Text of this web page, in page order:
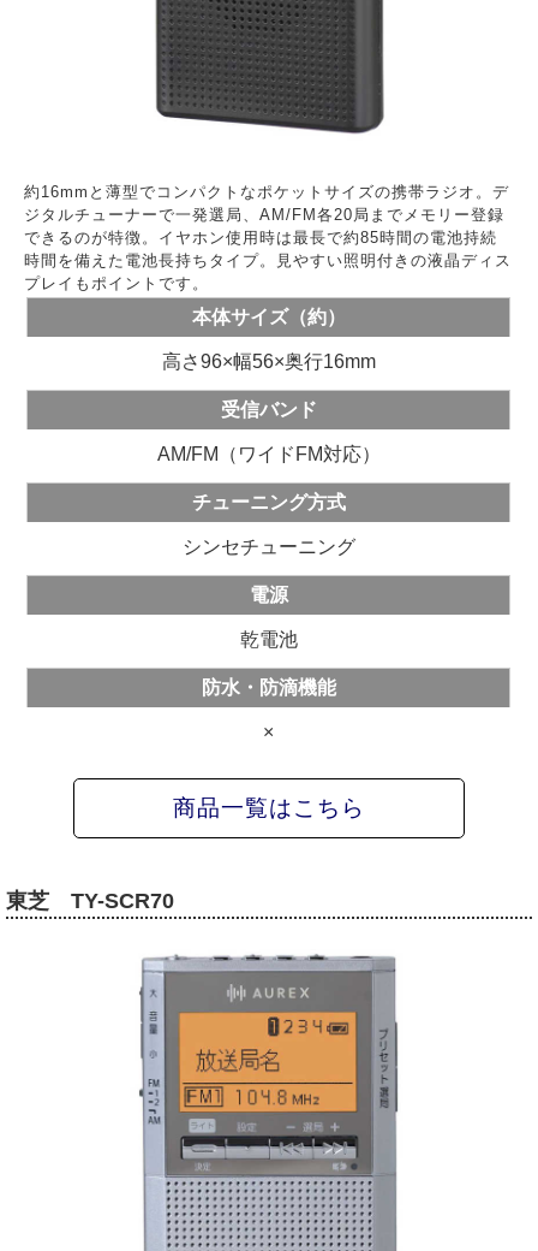
約16mmと薄型でコンパクトなポケットサイズの携帯ラジオ。デ
ジタルチューナーで一発選局、AM/FM各20局までメモリー登録
できるのが特徴。イヤホン使用時は最長で約85時間の電池持続
時間を備えた電池長持ちタイプ。見やすい照明付きの液晶ディス
プレイもポイントです。
本体サイズ（約）
高さ96×幅56×奥行16mm
受信バンド
AM/FM（ワイドFM対応）
チューニング方式
シンセチューニング
電源
乾電池
防水・防滴機能
×
商品一覧はこちら
東芝 TY-SCR70